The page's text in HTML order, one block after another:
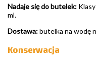
Nadaje się do butelek:
ml.
Dostawa:butelka na wodę
Konserwacja